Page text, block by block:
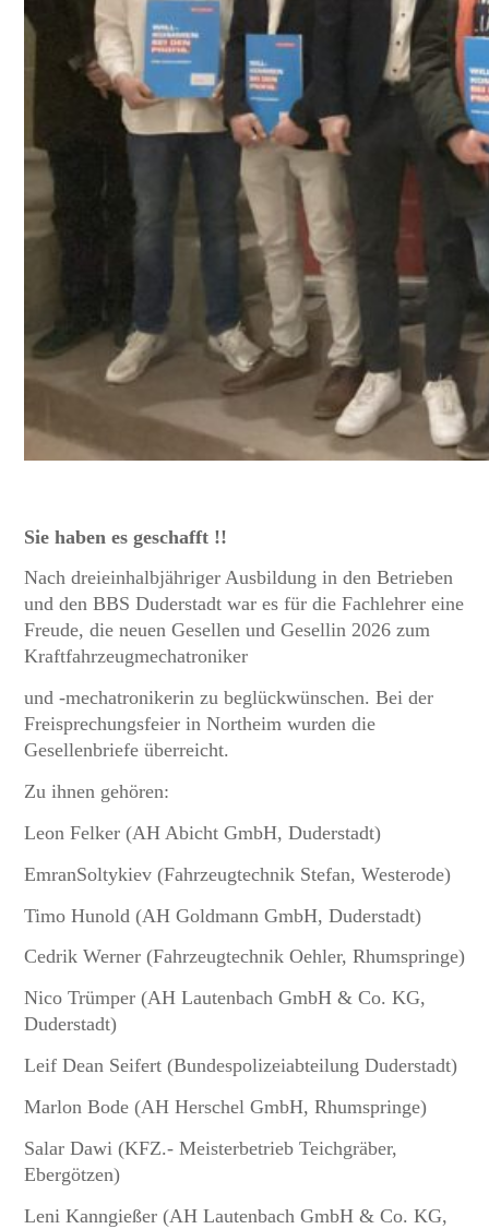
Sie haben es geschafft !!
Nach dreieinhalbjähriger Ausbildung in den Betrieben
und den BBS Duderstadt war es für die Fachlehrer eine
Freude, die neuen Gesellen und Gesellin 2026 zum
Kraftfahrzeugmechatroniker
und -mechatronikerin zu beglückwünschen. Bei der
Freisprechungsfeier in Northeim wurden die
Gesellenbriefe überreicht.
Zu ihnen gehören:
Leon Felker (AH Abicht GmbH, Duderstadt)
EmranSoltykiev (Fahrzeugtechnik Stefan, Westerode)
Timo Hunold (AH Goldmann GmbH, Duderstadt)
Cedrik Werner (Fahrzeugtechnik Oehler, Rhumspringe)
Nico Trümper (AH Lautenbach GmbH & Co. KG,
Duderstadt)
Leif Dean Seifert (Bundespolizeiabteilung Duderstadt)
Marlon Bode (AH Herschel GmbH, Rhumspringe)
Salar Dawi (KFZ.- Meisterbetrieb Teichgräber,
Ebergötzen)
Leni Kanngießer (AH Lautenbach GmbH & Co. KG,